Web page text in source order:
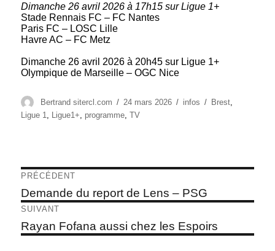
Dimanche 26 avril 2026 à 17h15 sur Ligue 1+
Stade Rennais FC – FC Nantes
Paris FC – LOSC Lille
Havre AC – FC Metz
Dimanche 26 avril 2026 à 20h45 sur Ligue 1+
Olympique de Marseille – OGC Nice
Auteur
Bertrand sitercl.com
Publié
le
24 mars 2026 Catégories
infos Étiquettes
Brest
Ligue 1, Ligue1+, programme,TV
Navigation
de
l’article
PRÉCÉDENT
Article
précédent :
Demande du report de Lens – PSG
SUIVANT
Article
suivant :
Rayan Fofana aussi chez les Espoirs